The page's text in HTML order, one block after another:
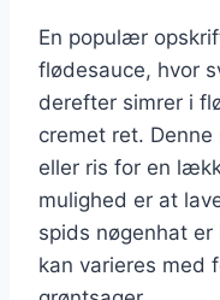
En populær
flødesauce, hvor
derefter simrer i
cremet ret.
eller ris for en
mulighed er at
spids nøgenhat
kan varieres med